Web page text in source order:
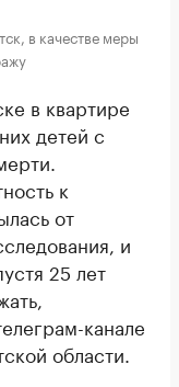
в качестве меры
в квартире
детей с
к
от
и
25 лет
канале
области.